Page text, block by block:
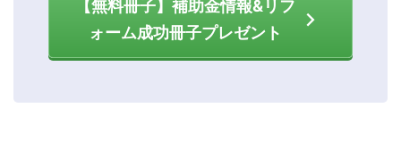
【無料冊子】補助金情報&リフ
ォーム成功冊子プレゼント